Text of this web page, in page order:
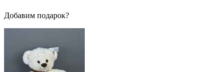
Добавим подарок?